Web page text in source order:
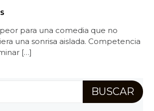
para una comedia que no
una sonrisa aislada. Competencia
[…]